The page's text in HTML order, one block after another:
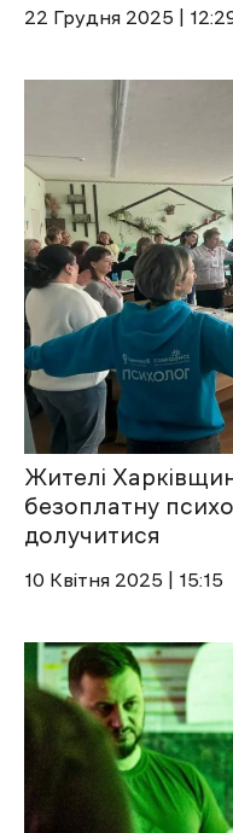
22 Грудня 2025 |
Жителі
безоплатну
долучитися
10 Квітня 2025 | 15:15